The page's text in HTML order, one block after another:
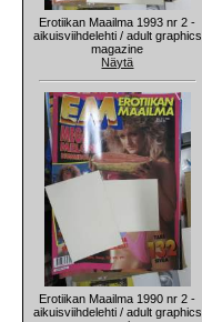
Erotiikan Maailma 1993 nr 2 -
aikuisviihdelehti / adult graphics
magazine
Näytä
Erotiikan Maailma 1990 nr 2 -
aikuisviihdelehti / adult graphics